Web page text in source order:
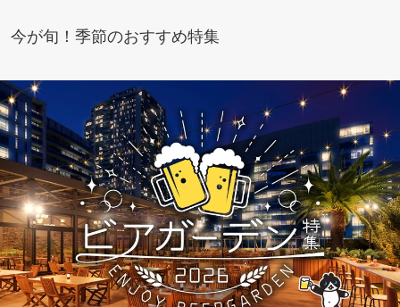
今が旬！季節のおすすめ特集